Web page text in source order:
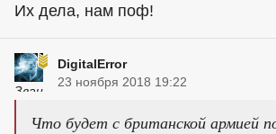
Их дела, нам поф!
DigitalError
23 ноября 2018 19:22
Что будет с британской армией